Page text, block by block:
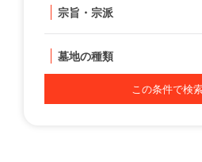
宗旨・宗派
墓地の種類
この条件で検